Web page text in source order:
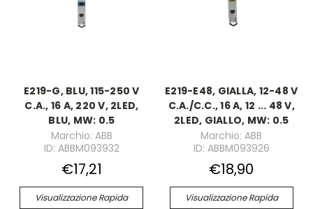
E219-G, BLU, 115-250 V
C.A., 16 A, 220 V, 2LED,
BLU, MW: 0.5
Marchio: ABB
ID: ABBM093932
€17,21
Visualizzazione Rapida
E219-E48, GIALLA, 12-48 V
C.A./C.C., 16 A, 12 ... 48 V,
2LED, GIALLO, MW: 0.5
Marchio: ABB
ID: ABBM093926
€18,90
Visualizzazione Rapida